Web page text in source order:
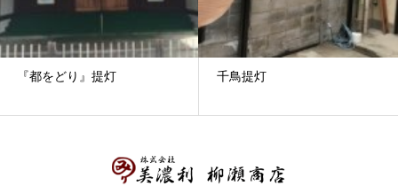
『都をどり』提灯 千鳥提灯